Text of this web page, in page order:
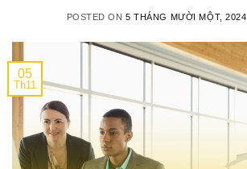
POSTED ON5 THÁNG MƯỜI MỘT, 2024
05
Th11